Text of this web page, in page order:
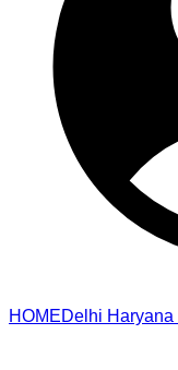
HOMEDelhi Haryana